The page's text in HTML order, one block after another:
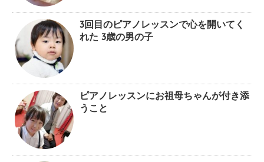
3回目のピアノレッスンで心を開いてく
れた 3歳の男の子
ピアノレッスンにお祖母ちゃんが付き添
うこと